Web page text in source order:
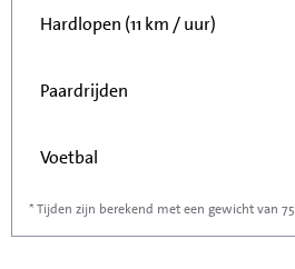
Hardlopen (11 km / uur)
Paardrijden
Voetbal
Stofzuigen
* Tijden zijn berekend met een gewicht van